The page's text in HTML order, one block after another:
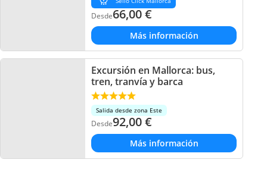
Desde66,00€
Más información
Excursión en Mallorca: bus,
tren, tranvía y barca
Salida desde zona Este
Desde92,00€
Más información